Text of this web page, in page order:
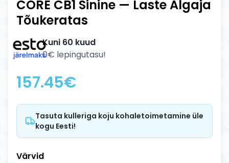
CORE CB1 Sinine — Laste Algaja
Tõukeratas
Kuni 60 kuud
0€ lepingutasu!
157.45€
Tasuta kulleriga koju kohaletoimetamine üle
kogu Eesti!
Värvid